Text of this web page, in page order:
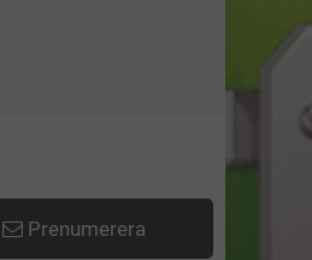
Prenumerera